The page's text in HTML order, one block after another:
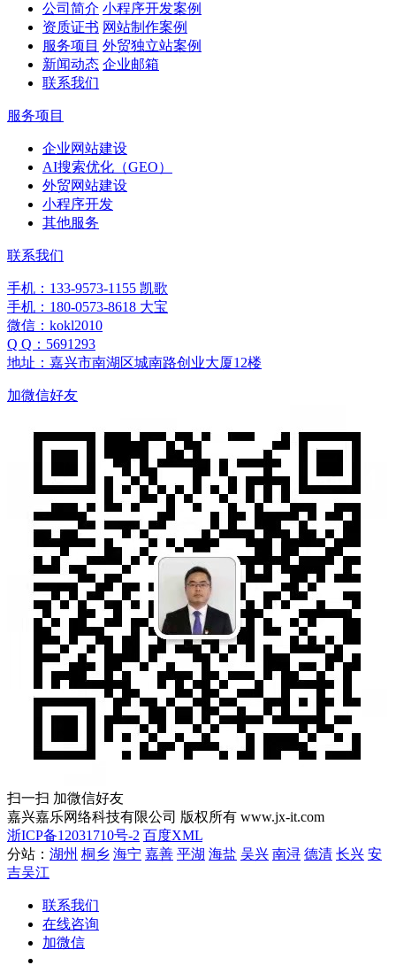
公司简介 小程序开发案例
资质证书 网站制作案例
服务项目 外贸独立站案例
新闻动态 企业邮箱
联系我们
服务项目
企业网站建设
AI搜索优化（GEO）
外贸网站建设
小程序开发
其他服务
联系我们
手机：133-9573-1155 凯歌
手机：180-0573-8618 大宝
微信：kokl2010
Q Q：5691293
地址：嘉兴市南湖区城南路创业大厦12楼
加微信好友
扫一扫 加微信好友
嘉兴嘉乐网络科技有限公司 版权所有 www.jx-it.com
浙ICP备12031710号-2 百度XML
分站： 湖州 桐乡 海宁 嘉善 平湖 海盐 吴兴 南浔 德清 长兴 安
吉吴江
联系我们
在线咨询
加微信